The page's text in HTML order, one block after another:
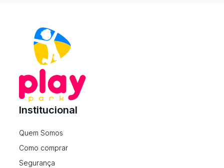
Institucional
Quem Somos
Como comprar
Segurança